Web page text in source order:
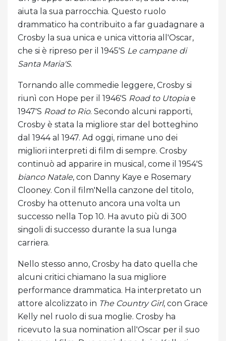
aiuta la sua parrocchia. Questo ruolo
drammatico ha contribuito a far guadagnare a
Crosby la sua unica e unica vittoria all'Oscar,
che si è ripreso per il 1945'S Le campane di
Santa Maria'S.
Tornando alle commedie leggere, Crosby si
riunì con Hope per il 1946'S Road to Utopiae
1947'S Road to Rio. Secondo alcuni rapporti,
Crosby è stata la migliore star del botteghino
dal 1944 al 1947. Ad oggi, rimane uno dei
migliori interpreti di film di sempre. Crosby
continuò ad apparire in musical, come il 1954'S
bianco Natale, con Danny Kaye e Rosemary
Clooney. Con il film'Nella canzone del titolo,
Crosby ha ottenuto ancora una volta un
successo nella Top 10. Ha avuto più di 300
singoli di successo durante la sua lunga
carriera.
Nello stesso anno, Crosby ha dato quella che
alcuni critici chiamano la sua migliore
performance drammatica. Ha interpretato un
attore alcolizzato in The Country Girl, con Grace
Kelly nel ruolo di sua moglie. Crosby ha
ricevuto la sua nomination all'Oscar per il suo